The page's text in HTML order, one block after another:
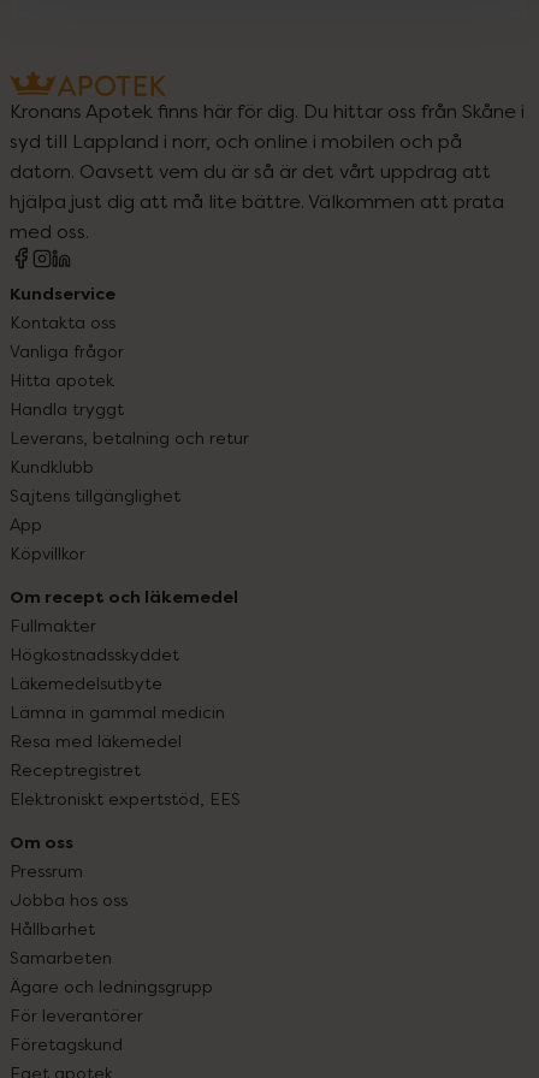
Kronans Apotek finns här för dig. Du hittar oss från Skåne i
syd till Lappland i norr, och online i mobilen och på
datorn. Oavsett vem du är så är det vårt uppdrag att
hjälpa just dig att må lite bättre. Välkommen att prata
med oss.
Kundservice
Kontakta oss
Vanliga frågor
Hitta apotek
Handla tryggt
Leverans, betalning och retur
Kundklubb
Sajtens tillgänglighet
App
Köpvillkor
Om recept och läkemedel
Fullmakter
Högkostnadsskyddet
Läkemedelsutbyte
Lämna in gammal medicin
Resa med läkemedel
Receptregistret
Elektroniskt expertstöd, EES
Om oss
Pressrum
Jobba hos oss
Hållbarhet
Samarbeten
Ägare och ledningsgrupp
För leverantörer
Företagskund
Eget apotek